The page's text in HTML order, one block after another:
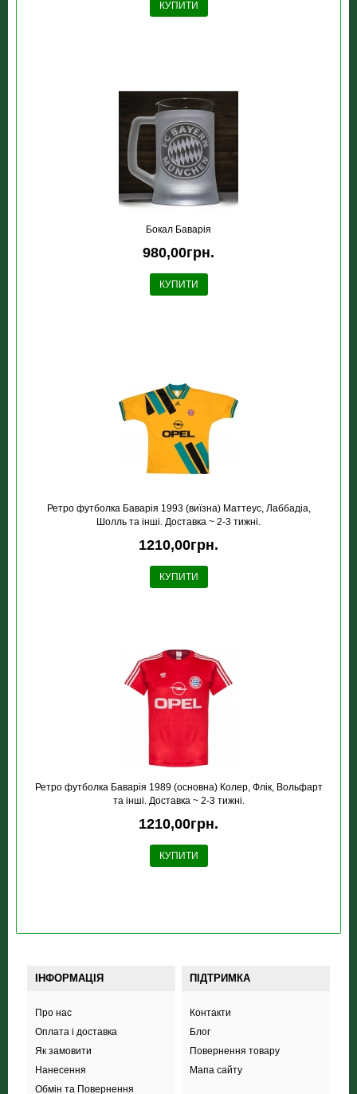
КУПИТИ
Бокал Баварія
980,00грн.
КУПИТИ
Ретро футболка Баварія 1993 (виїзна) Маттеус, Лаббадіа,
Шолль та інші. Доставка ~ 2-3 тижні.
1210,00грн.
КУПИТИ
Ретро футболка Баварія 1989 (основна) Колер, Флік, Вольфарт
та інші. Доставка ~ 2-3 тижні.
1210,00грн.
КУПИТИ
ІНФОРМАЦІЯ
Про нас
Оплата і доставка
Як замовити
Нанесення
Обмін та Повернення
ПІДТРИМКА
Контакти
Блог
Повернення товару
Мапа сайту